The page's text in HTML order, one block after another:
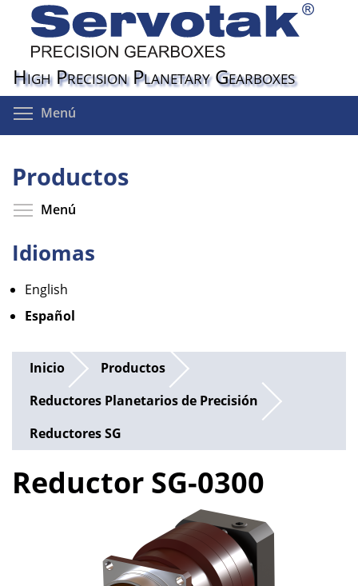
Pasar
contenido
principal
High Precision Planetary Gearboxes
Menú
Productos
Menú
Idiomas
English
Español
Inicio
Productos
Reductores Planetarios de Precisión
Reductores SG
Reductor SG-0300